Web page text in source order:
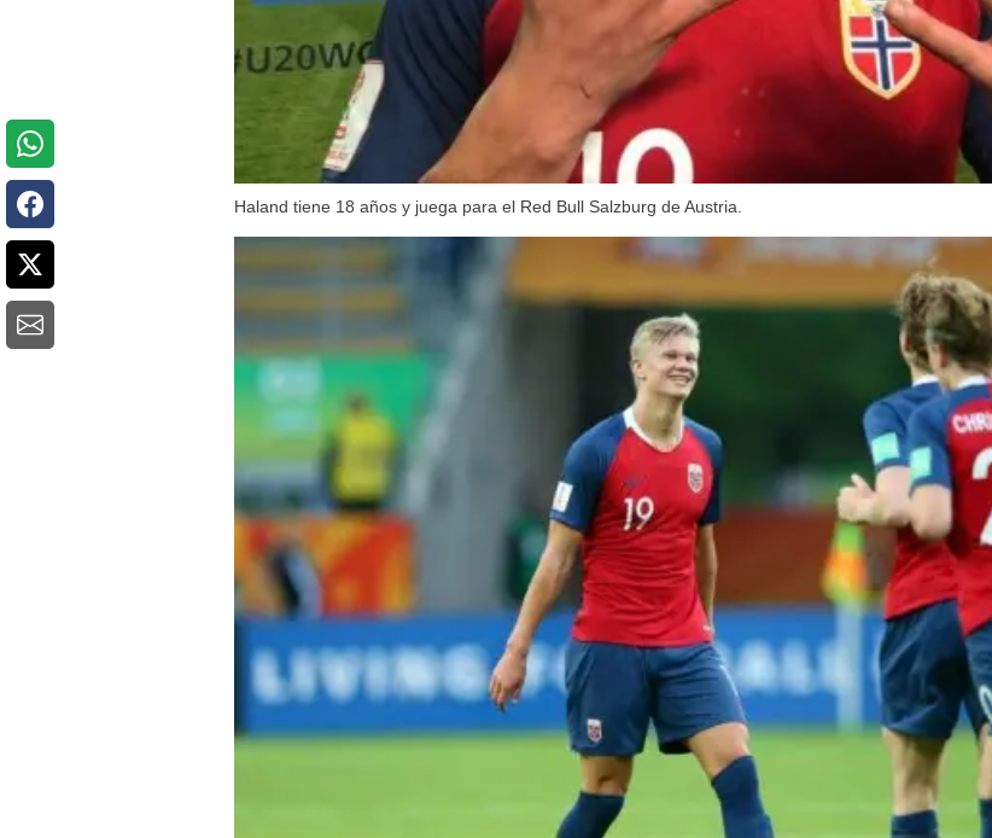
Haland tiene 18 años y juega para el Red Bull Salzburg de Austria.